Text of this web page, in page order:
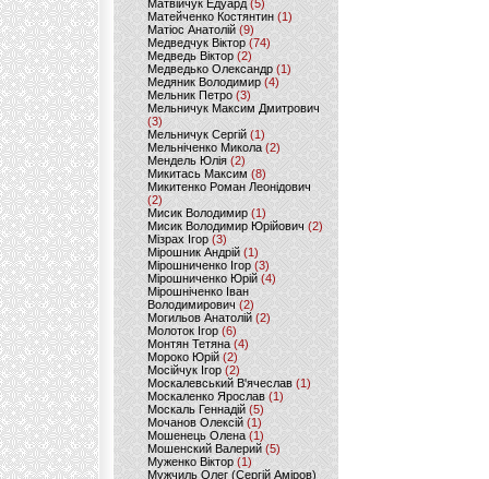
Матвійчук Едуард(5)
Матейченко Костянтин (1)
Матіос Анатолій (9)
Медведчук Віктор(74)
Медведь Віктор (2)
Медведько Олександр (1)
Медяник Володимир(4)
Мельник Петро (3)
Мельничук Максим Дмитрович
(3)
Мельничук Сергій (1)
Мельніченко Микола (2)
Мендель Юлія (2)
Микитась Максим (8)
Микитенко Роман Леонідович
(2)
Мисик Володимир (1)
Мисик Володимир Юрійович(2)
Мізрах Ігор(3)
Мірошник Андрій(1)
Мірошниченко Ігор (3)
Мірошниченко Юрій(4)
Мірошніченко Іван
Володимирович (2)
Могильов Анатолій (2)
Молоток Ігор (6)
Монтян Тетяна (4)
Мороко Юрій(2)
Мосійчук Ігор (2)
Москалевський В'ячеслав (1)
Москаленко Ярослав (1)
Москаль Геннадій (5)
Мочанов Олексій(1)
Мошенець Олена(1)
Мошенский Валерий (5)
Муженко Віктор (1)
Мужчиль Олег (Сергій Аміров)